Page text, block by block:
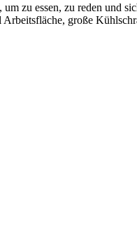
zu essen, zu reden und
große